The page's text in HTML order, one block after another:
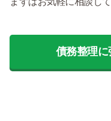
債務整理